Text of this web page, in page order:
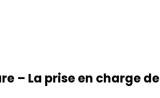
– La prise en charge